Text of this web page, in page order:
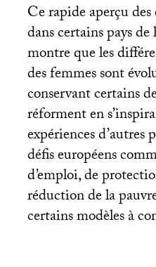
Ce rapide aperçu
dans certains pays
montre que les
des femmes sont
conservant certains
réforment en
expériences d’autres
défis européens
d’emploi, de
réduction de la
certains modèles à